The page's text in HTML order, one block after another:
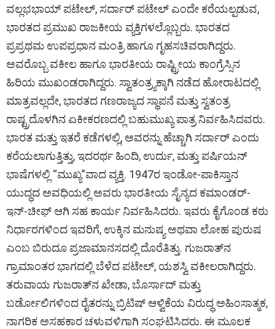
ce
b
o
o
k
tt
er
d
di
t
at
s
A
p
p
se
n
g
er
py
Li
n
k
er
es
t
ar
e
ವಲ್ಲಭಭಾಯ್ ಪಟೇಲ್, ಸರ್ದಾರ್ ಪಟೇಲ್ ಎಂದೇ ಕರೆಯಲ್ಪಡುವ,
ಭಾರತದ ಪ್ರಮುಖ ರಾಜಕೀಯ ವ್ಯಕ್ತಿಗಳಲ್ಲೊಬ್ಬರು. ಭಾರತದ
ಪ್ರಪ್ರಥಮ ಉಪಪ್ರಧಾನ ಮಂತ್ರಿ ಹಾಗೂ ಗೃಹಸಚಿವರಾಗಿದ್ದರು.
ಅವರೊಬ್ಬ ವಕೀಲ ಹಾಗೂ ಭಾರತೀಯ ರಾಷ್ಟ್ರೀಯ ಕಾಂಗ್ರೆಸ್ಸಿನ
ಹಿರಿಯ ಮುಖಂಡರಾಗಿದ್ದರು. ಸ್ವಾತಂತ್ರ್ಯಕ್ಕಾಗಿ ನಡೆದ ಹೋರಾಟದಲ್ಲಿ
ಮಾತ್ರವಲ್ಲದೇ, ಭಾರತದ ಗಣರಾಜ್ಯದ ಸ್ಥಾಪನೆ ಮತ್ತು ಸ್ವತಂತ್ರ
ರಾಷ್ಟ್ರದೊಳಗಿನ ಏಕೀಕರಣದಲ್ಲಿ ಬಹುಮುಖ್ಯ ಪಾತ್ರ ನಿರ್ವಹಿಸಿದವರು.
ಭಾರತ ಮತ್ತು ಇತರೆ ಕಡೆಗಳಲ್ಲಿ, ಅವರನ್ನು ಹೆಚ್ಚಾಗಿ ಸರ್ದಾರ್ ಎಂದು
ಕರೆಯಲಾಗುತ್ತಿತ್ತು, ಇದರರ್ಥ ಹಿಂದಿ, ಉರ್ದು, ಮತ್ತು ಪರ್ಷಿಯನ್
ಭಾಷೆಗಳಲ್ಲಿ “ಮುಖ್ಯ”ವಾದ ವ್ಯಕ್ತಿ. 1947ರ ಇಂಡೋ-ಪಾಕಿಸ್ತಾನ
ಯುದ್ಧದ ಅವಧಿಯಲ್ಲಿ ಅವರು ಭಾರತೀಯ ಸೈನ್ಯದ ಕಮಾಂಡರ್-
ಇನ್-ಚೀಫ್ ಆಗಿ ಸಹ ಕಾರ್ಯ ನಿರ್ವಹಿಸಿದರು. ಇವರು ಕೈಗೊಂಡ ಕಠು
ನಿರ್ಧಾರಗಳಿಂದ ಇವರಿಗೆ, ಉಕ್ಕಿನ ಮನುಷ್ಯ ಅಥವಾ ಲೋಹ ಪುರುಷ
ಎಂಬ ಬಿರುದೂ ಪ್ರಜಾಮಾನಸದಲ್ಲಿ ದೊರೆತಿತ್ತು. ಗುಜರಾತ್‌ನ
ಗ್ರಾಮಾಂತರ ಭಾಗದಲ್ಲಿ ಬೆಳೆದ ಪಟೇಲ್, ಯಶಸ್ವಿ ವಕೀಲರಾಗಿದ್ದರು.
ತರುವಾಯ ಗುಜರಾತ್‌ನ ಖೇಡಾ, ಬೊರ್ಸಾದ್ ಮತ್ತು
ಬರ್ಡೋಲಿಗಳಿಂದ ರೈತರನ್ನು ಬ್ರಿಟಿಷ್ ಆಳ್ವಿಕೆಯ ವಿರುದ್ಧ ಅಹಿಂಸಾತ್ಮಕ,
ನಾಗರಿಕ ಅಸಹಕಾರ ಚಳುವಳಿಗಾಗಿ ಸಂಘಟಿಸಿದರು. ಈ ಮೂಲಕ